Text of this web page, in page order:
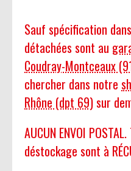
Sauf spécification
détachées sont au
Coudray-Montceaux
chercher dans notre
Rhône (dpt 69)sur
AUCUN ENVOI
déstockage sont à